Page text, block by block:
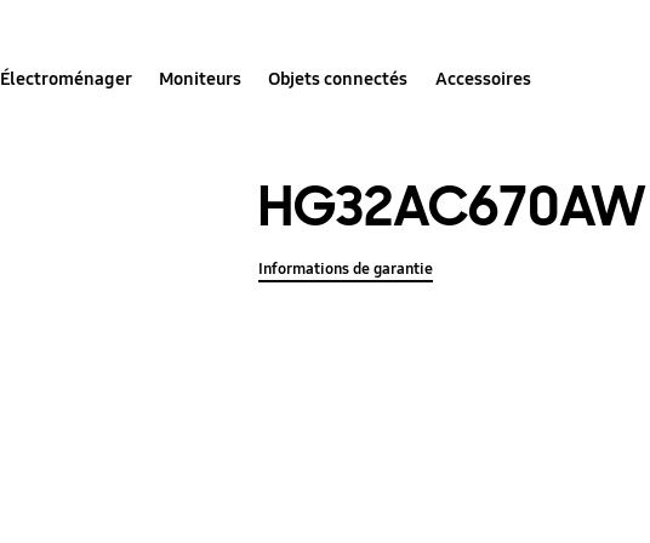
Électroménager Moniteurs Objets connectés Accessoires
HG32AC670AW
Informations de garantie